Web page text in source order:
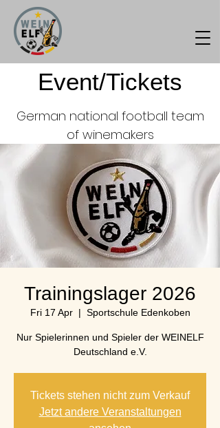
Event/Tickets
German national football team
of winemakers
Trainingslager 2026
Fri 17 Apr
  |
Sportschule Edenkoben
Nur Spielerinnen und Spieler der WEINELF
Deutschland e.V.
Tickets stehen nicht zum Verkauf
Jetzt andere Veranstaltungen